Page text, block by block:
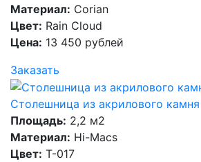
Материал: Corian
Цвет: Rain Cloud
Цена: 13 450 рублей
Заказать
Столешница из акрилового
Площадь: 2,2 м2
Материал: Hi-Macs
Цвет: T-017